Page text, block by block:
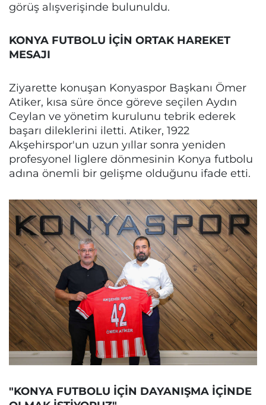
görüş alışverişinde bulunuldu.
KONYA FUTBOLU İÇİN ORTAK HAREKET
MESAJI
Ziyarette konuşan Konyaspor Başkanı Ömer
Atiker, kısa süre önce göreve seçilen Aydın
Ceylan ve yönetim kurulunu tebrik ederek
başarı dileklerini iletti. Atiker, 1922
Akşehirspor'un uzun yıllar sonra yeniden
profesyonel liglere dönmesinin Konya futbolu
adına önemli bir gelişme olduğunu ifade etti.
"KONYA FUTBOLU İÇİN DAYANIŞMA İÇİNDE